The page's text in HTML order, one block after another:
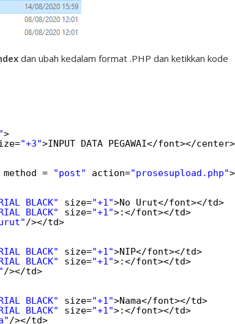
dan ubah kedalam format .PHP dan ketikkan kode
>
"+3">INPUT DATA PEGAWAI</font></center>
method = "post" action="prosesupload.php">
BLACK" size="+1">No Urut</font></td>
BLACK" size="+1">:</font></td>
/></td>
BLACK" size="+1">NIP</font></td>
BLACK" size="+1">:</font></td>
/></td>
BLACK" size="+1">Nama</font></td>
BLACK" size="+1">:</font></td>
/></td>